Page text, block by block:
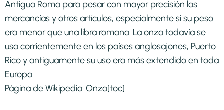
Antigua Roma para pesar con mayor precisión las
mercancías y otros artículos, especialmente si su peso
era menor que una libra romana. La onza todavía se
usa corrientemente en los países anglosajones, Puerto
Rico y antiguamente su uso era más extendido en toda
Europa.
Página de Wikipedia: Onza[toc]